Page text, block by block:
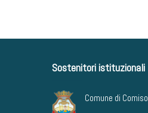
Sostenitori istituzionali
Comune di Comiso